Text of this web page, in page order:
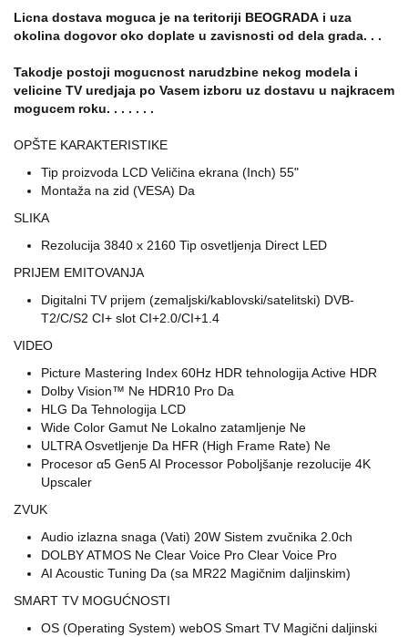
Licna dostava moguca je na teritoriji BEOGRADA i uza
okolina dogovor oko doplate u zavisnosti od dela grada. . .
Takodje postoji mogucnost narudzbine nekog modela i
velicine TV uredjaja po Vasem izboru uz dostavu u najkracem
mogucem roku. . . . . . .
OPŠTE KARAKTERISTIKE
Tip proizvoda LCD Veličina ekrana (Inch) 55"
Montaža na zid (VESA) Da
SLIKA
Rezolucija 3840 x 2160 Tip osvetljenja Direct LED
PRIJEM EMITOVANJA
Digitalni TV prijem (zemaljski/kablovski/satelitski) DVB-
T2/C/S2 CI+ slot CI+2.0/CI+1.4
VIDEO
Picture Mastering Index 60Hz HDR tehnologija Active HDR
Dolby Vision™ Ne HDR10 Pro Da
HLG Da Tehnologija LCD
Wide Color Gamut Ne Lokalno zatamljenje Ne
ULTRA Osvetljenje Da HFR (High Frame Rate) Ne
Procesor α5 Gen5 AI Processor Poboljšanje rezolucije 4K
Upscaler
ZVUK
Audio izlazna snaga (Vati) 20W Sistem zvučnika 2.0ch
DOLBY ATMOS Ne Clear Voice Pro Clear Voice Pro
AI Acoustic Tuning Da (sa MR22 Magičnim daljinskim)
SMART TV MOGUĆNOSTI
OS (Operating System) webOS Smart TV Magični daljinski